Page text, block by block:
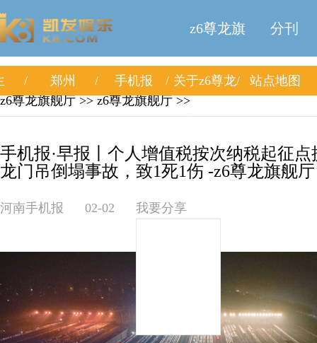
z6尊龙旗
舰厅
分刊
郑州 手机报 关于z6尊龙
站点地图
z6尊龙旗舰厅 >> z6尊龙旗舰厅 >>
手机报·早报丨个人增值税按次纳税起征
龙门吊倒塌事故，致1死1伤 -z6尊龙旗舰厅
河南手机报 02-02 我要分享